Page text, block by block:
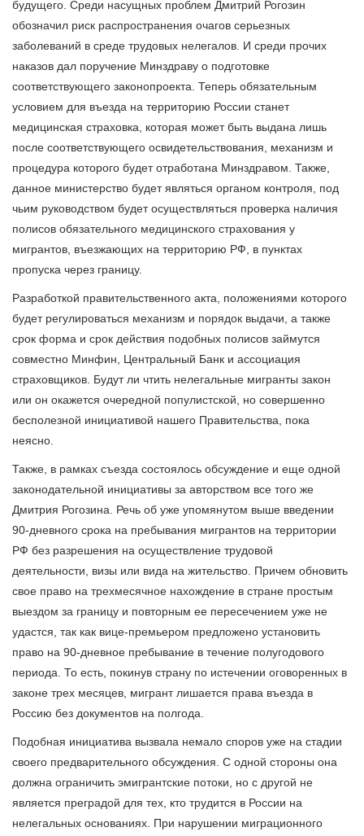
будущего. Среди насущных проблем Дмитрий Рогозин
обозначил риск распространения очагов серьезных
заболеваний в среде трудовых нелегалов. И среди прочих
наказов дал поручение Минздраву о подготовке
соответствующего законопроекта. Теперь обязательным
условием для въезда на территорию России станет
медицинская страховка, которая может быть выдана лишь
после соответствующего освидетельствования, механизм и
процедура которого будет отработана Минздравом. Также,
данное министерство будет являться органом контроля, под
чьим руководством будет осуществляться проверка наличия
полисов обязательного медицинского страхования у
мигрантов, въезжающих на территорию РФ, в пунктах
пропуска через границу.
Разработкой правительственного акта, положениями которого
будет регулироваться механизм и порядок выдачи, а также
срок форма и срок действия подобных полисов займутся
совместно Минфин, Центральный Банк и ассоциация
страховщиков. Будут ли чтить нелегальные мигранты закон
или он окажется очередной популистской, но совершенно
бесполезной инициативой нашего Правительства, пока
неясно.
Также, в рамках съезда состоялось обсуждение и еще одной
законодательной инициативы за авторством все того же
Дмитрия Рогозина. Речь об уже упомянутом выше введении
90-дневного срока на пребывания мигрантов на территории
РФ без разрешения на осуществление трудовой
деятельности, визы или вида на жительство. Причем обновить
свое право на трехмесячное нахождение в стране простым
выездом за границу и повторным ее пересечением уже не
удастся, так как вице-премьером предложено установить
право на 90-дневное пребывание в течение полугодового
периода. То есть, покинув страну по истечении оговоренных в
законе трех месяцев, мигрант лишается права въезда в
Россию без документов на полгода.
Подобная инициатива вызвала немало споров уже на стадии
своего предварительного обсуждения. С одной стороны она
должна ограничить эмигрантские потоки, но с другой не
является преградой для тех, кто трудится в России на
нелегальных основаниях. При нарушении миграционного